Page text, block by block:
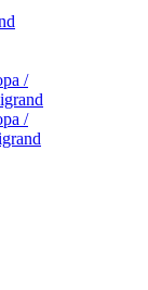
/
/